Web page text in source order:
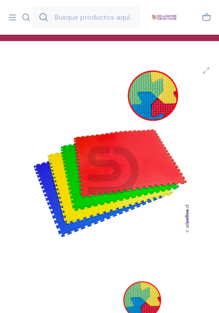
y estimulación infantil en Chile.
Especialistas en recursos educativos para aulas, terapeutas y